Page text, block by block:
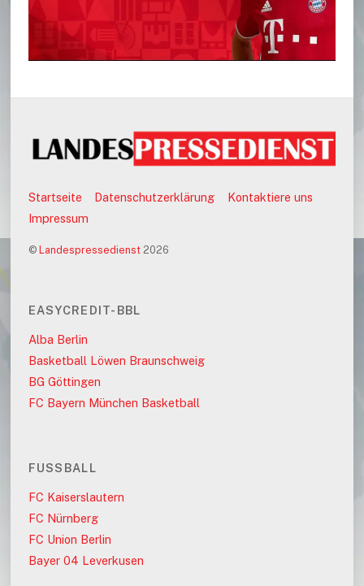
Startseite Datenschutzerklärung
Kontaktiere uns
Impressum
© Landespressedienst2026
EASYCREDIT-BBL
Alba Berlin
Basketball Löwen Braunschweig
BG Göttingen
FC Bayern München Basketball
FUSSBALL
FC Kaiserslautern
FC Nürnberg
FC Union Berlin
Bayer 04 Leverkusen